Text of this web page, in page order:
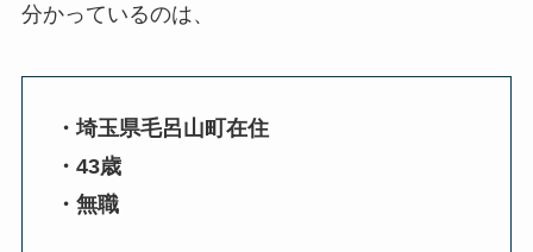
分かっているのは、
・埼玉県毛呂山町在住
・43歳
・無職